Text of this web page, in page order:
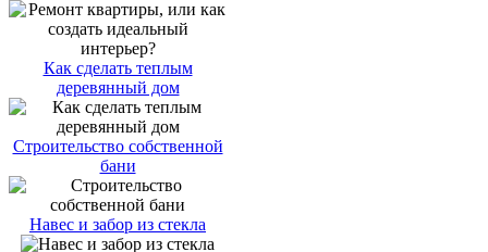
Как сделать теплым
деревянный дом
Строительство собственной
бани
Навес и забор из стекла